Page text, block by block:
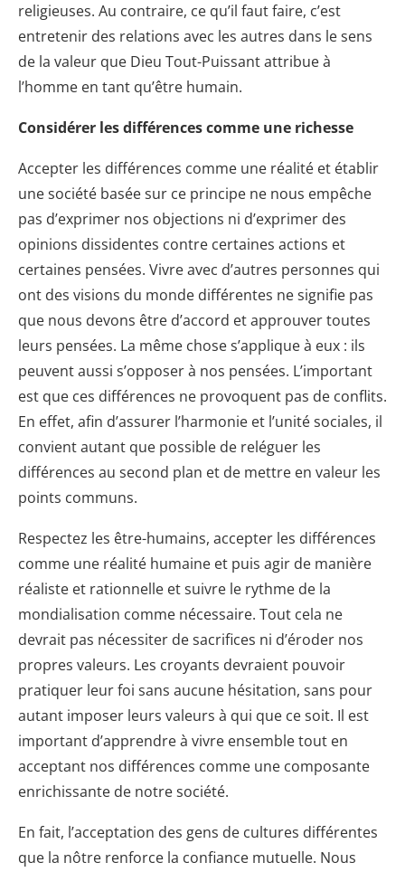
religieuses. Au contraire, ce qu’il faut faire, c’est
entretenir des relations avec les autres dans le sens
de la valeur que Dieu Tout-Puissant attribue à
l’homme en tant qu’être humain.
Considérer les différences comme une richesse
Accepter les différences comme une réalité et établir
une société basée sur ce principe ne nous empêche
pas d’exprimer nos objections ni d’exprimer des
opinions dissidentes contre certaines actions et
certaines pensées. Vivre avec d’autres personnes qui
ont des visions du monde différentes ne signifie pas
que nous devons être d’accord et approuver toutes
leurs pensées. La même chose s’applique à eux : ils
peuvent aussi s’opposer à nos pensées. L’important
est que ces différences ne provoquent pas de conflits.
En effet, afin d’assurer l’harmonie et l’unité sociales, il
convient autant que possible de reléguer les
différences au second plan et de mettre en valeur les
points communs.
Respectez les être-humains, accepter les différences
comme une réalité humaine et puis agir de manière
réaliste et rationnelle et suivre le rythme de la
mondialisation comme nécessaire. Tout cela ne
devrait pas nécessiter de sacrifices ni d’éroder nos
propres valeurs. Les croyants devraient pouvoir
pratiquer leur foi sans aucune hésitation, sans pour
autant imposer leurs valeurs à qui que ce soit. Il est
important d’apprendre à vivre ensemble tout en
acceptant nos différences comme une composante
enrichissante de notre société.
En fait, l’acceptation des gens de cultures différentes
que la nôtre renforce la confiance mutuelle. Nous